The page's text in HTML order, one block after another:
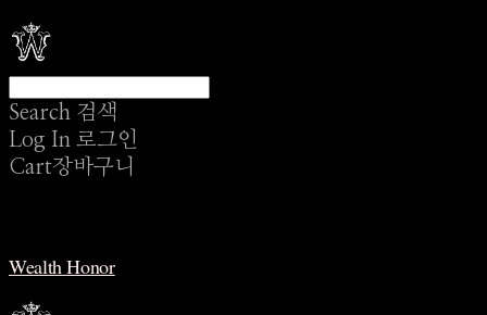
Search 검색
Log In 로그인
Cart장바구니
Wealth Honor